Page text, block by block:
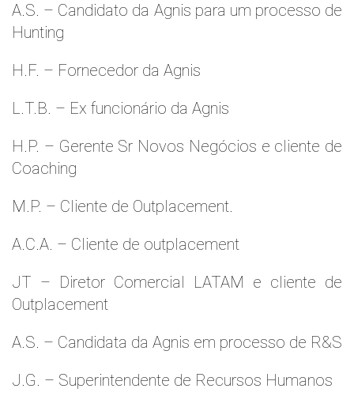
A.S. – Candidato da Agnis para um processo de
Hunting
H.F. – Fornecedor da Agnis
L.T.B. – Ex funcionário da Agnis
H.P. – Gerente Sr Novos Negócios e cliente de
Coaching
M.P. – Cliente de Outplacement.
A.C.A. – Cliente de outplacement
JT – Diretor Comercial LATAM e cliente de
Outplacement
A.S. – Candidata da Agnis em processo de R&S
J.G. – Superintendente de Recursos Humanos